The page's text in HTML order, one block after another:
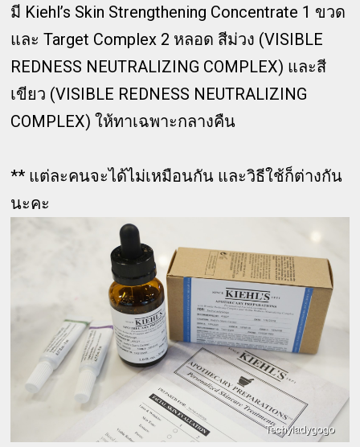
มี Kiehl’s Skin Strengthening Concentrate 1 ขวด
และ Target Complex 2 หลอด สีม่วง (VISIBLE
REDNESS NEUTRALIZING COMPLEX) และสี
เขียว (VISIBLE REDNESS NEUTRALIZING
COMPLEX) ให้ทาเฉพาะกลางคืน
** แต่ละคนจะได้ไม่เหมือนกัน และวิธีใช้ก็ต่างกัน
นะคะ